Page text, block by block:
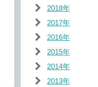
2018年
2017年
2016年
2015年
2014年
2013年